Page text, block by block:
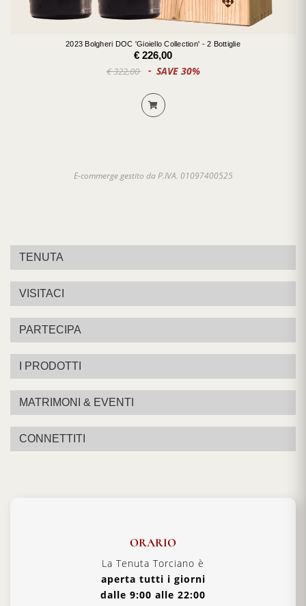
2023 Bolgheri DOC 'Gioiello Collection' - 2 Bottiglie
€ 226,00
€ 322,00 SAVE 30%
E-commerge gestito da P.IVA. 01097400525
TENUTA
VISITACI
PARTECIPA
I PRODOTTI
MATRIMONI & EVENTI
CONNETTITI
ORARIO
La Tenuta Torciano è
aperta tutti i giorni
dalle 9:00 alle 22:00